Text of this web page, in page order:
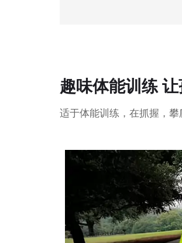
趣味体能训练
适于体能训练，在抓握，